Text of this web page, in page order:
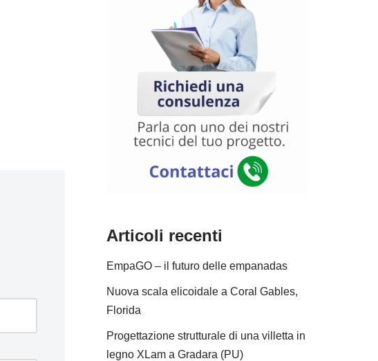
Articoli recenti
EmpaGO – il futuro delle empanadas
Nuova scala elicoidale a Coral Gables,
Florida
Progettazione strutturale di una villetta in
legno XLam a Gradara (PU)